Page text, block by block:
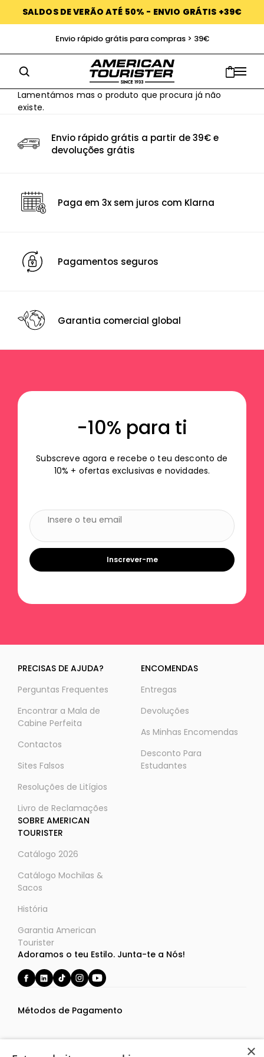
SALDOS DE VERÃO ATÉ 50% - ENVIO GRÁTIS +39€
Envio rápido grátis para compras > 39€
Lamentámos mas o produto que procura já não
existe.
Envio rápido grátis a partir de 39€ e
devoluções grátis
Paga em 3x sem juros com Klarna
Pagamentos seguros
Garantia comercial global
-10% para ti
Subscreve agora e recebe o teu desconto de
10% + ofertas exclusivas e novidades.
Inscrever-me
PRECISAS DE AJUDA?
Perguntas Frequentes
Encontrar a Mala de
Cabine Perfeita
Contactos
Sites Falsos
Resoluções de Litígios
Livro de Reclamações
ENCOMENDAS
Entregas
Devoluções
As Minhas Encomendas
Desconto Para
Estudantes
SOBRE AMERICAN
TOURISTER
Catálogo 2026
Catálogo Mochilas &
Sacos
História
Garantia American
Tourister
Adoramos o teu Estilo. Junta-te a Nós!
Métodos de Pagamento
×